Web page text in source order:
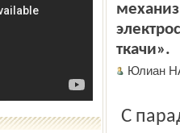
ткачи».
Юлиан
С парадным фасадом со стороны столбовой дороженьки,